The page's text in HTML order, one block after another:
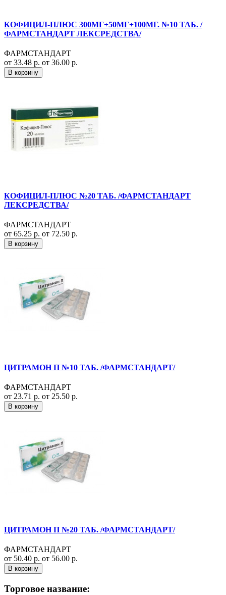
КОФИЦИЛ-ПЛЮС 300МГ+50МГ+100МГ. №10 ТАБ. /
ФАРМСТАНДАРТ ЛЕКСРЕДСТВА/
ФАРМСТАНДАРТ
от 33.48 р. от 36.00 р.
В корзину
КОФИЦИЛ-ПЛЮС №20 ТАБ. /ФАРМСТАНДАРТ
ЛЕКСРЕДСТВА/
ФАРМСТАНДАРТ
от 65.25 р. от 72.50 р.
В корзину
ЦИТРАМОН П №10 ТАБ. /ФАРМСТАНДАРТ/
ФАРМСТАНДАРТ
от 23.71 р. от 25.50 р.
В корзину
ЦИТРАМОН П №20 ТАБ. /ФАРМСТАНДАРТ/
ФАРМСТАНДАРТ
от 50.40 р. от 56.00 р.
В корзину
Торговое название: